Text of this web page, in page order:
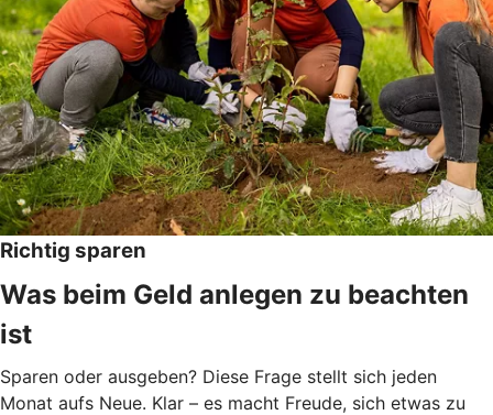
Richtig sparen
Was beim Geld anlegen zu beachten
ist
Sparen oder ausgeben? Diese Frage stellt sich jeden
Monat aufs Neue. Klar – es macht Freude, sich etwas zu